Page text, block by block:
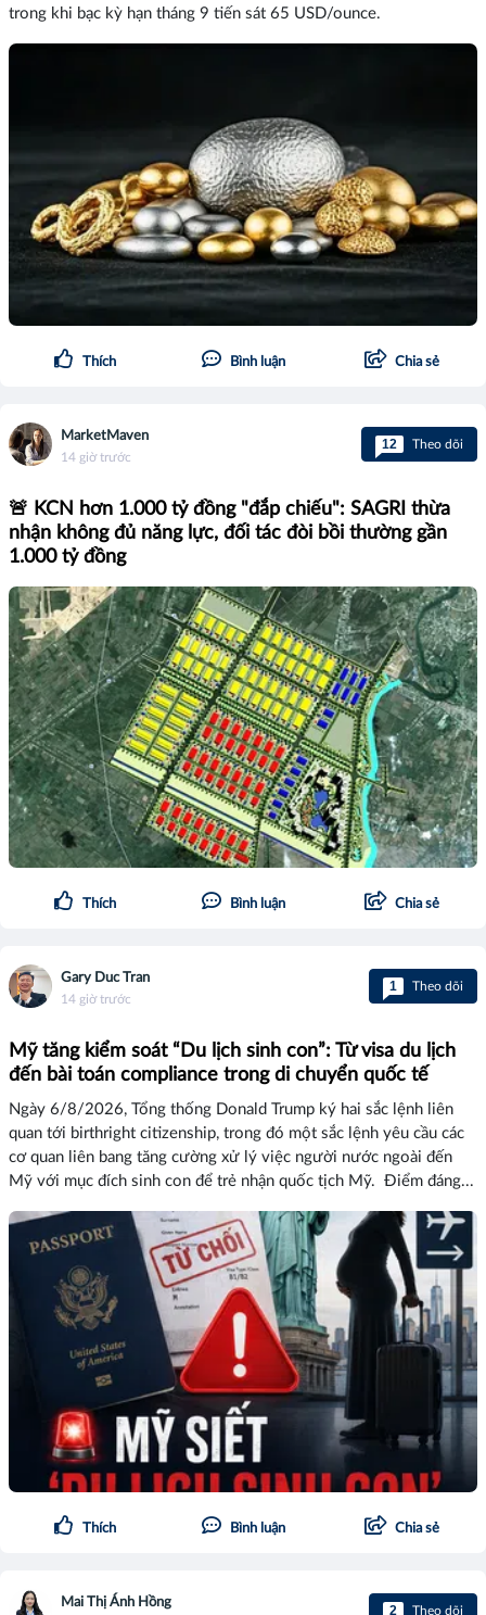
trong khi bạc kỳ hạn tháng 9 tiến sát 65 USD/ounce.
Thích Bình luận Chia sẻ
MarketMaven
14 giờ trước
12 Theo dõi
🚨 KCN hơn 1.000 tỷ đồng "đắp chiếu": SAGRI thừa
nhận không đủ năng lực, đối tác đòi bồi thường gần
1.000 tỷ đồng
Thích Bình luận Chia sẻ
Gary Duc Tran
14 giờ trước
1 Theo dõi
Mỹ tăng kiểm soát “Du lịch sinh con”: Từ visa du lịch
đến bài toán compliance trong di chuyển quốc tế
Ngày 6/8/2026, Tổng thống Donald Trump ký hai sắc lệnh liên
quan tới birthright citizenship, trong đó một sắc lệnh yêu cầu các
cơ quan liên bang tăng cường xử lý việc người nước ngoài đến
Mỹ với mục đích sinh con để trẻ nhận quốc tịch Mỹ. Điểm đáng...
Thích Bình luận Chia sẻ
Mai Thị Ánh Hồng
2 Theo dõi